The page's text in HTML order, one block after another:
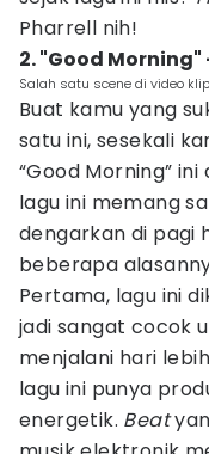
Pharrell nih!
2. "Good Morning"
Salah satu scene di video
Buat kamu yang
satu ini, sesekali
“Good Morning”
lagu ini memang
dengarkan di pagi
beberapa
Pertama, lagu ini
jadi sangat cocok
menjalani hari
lagu ini punya
energetik. Beat